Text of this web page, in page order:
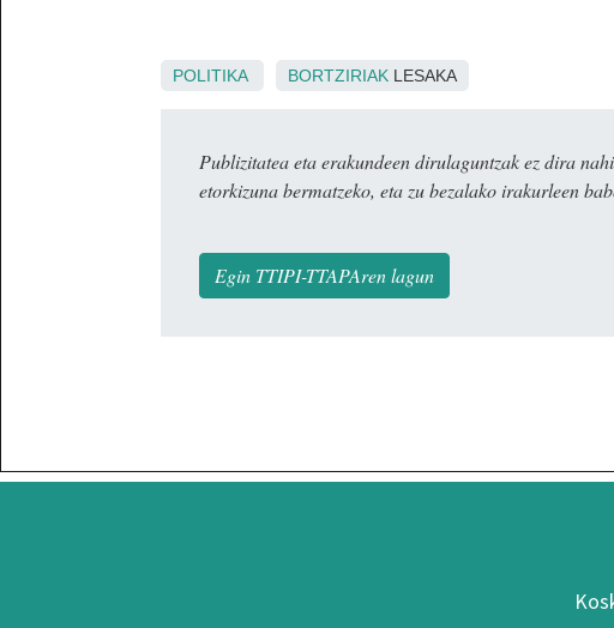
POLITIKA BORTZIRIAK LESAKA
Publizitatea eta erakundeen dirulaguntzak ez dira
etorkizuna bermatzeko, eta zu bezalako irakurleen
Egin TTIPI-TTAPAren lagun